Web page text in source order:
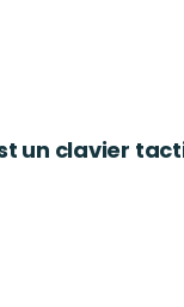
un clavier